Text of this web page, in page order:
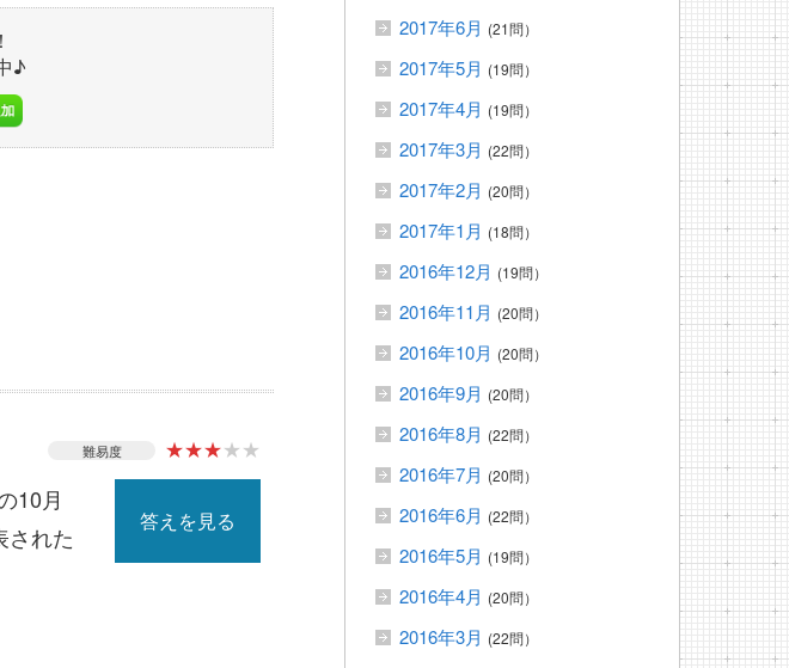
♪
難易度 ★★★★★
10月
された
答えを見る
2017年6月 (21問）
2017年5月 (19問）
2017年4月 (19問）
2017年3月 (22問）
2017年2月 (20問）
2017年1月 (18問）
2016年12月 (19問）
2016年11月 (20問）
2016年10月 (20問）
2016年9月 (20問）
2016年8月 (22問）
2016年7月 (20問）
2016年6月 (22問）
2016年5月 (19問）
2016年4月 (20問）
2016年3月 (22問）